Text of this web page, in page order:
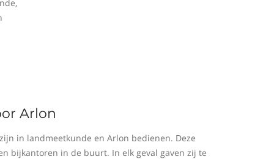
Arlon
in landmeetkunde en Arlon bedienen. Deze
bijkantoren in de buurt. In elk geval gaven zij te